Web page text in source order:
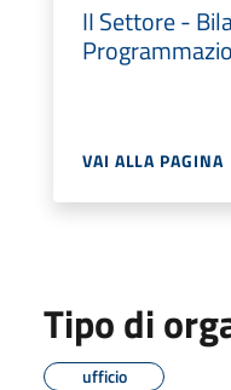
II Settore -
VAI ALLA PAGINA
Tipo di
ufficio